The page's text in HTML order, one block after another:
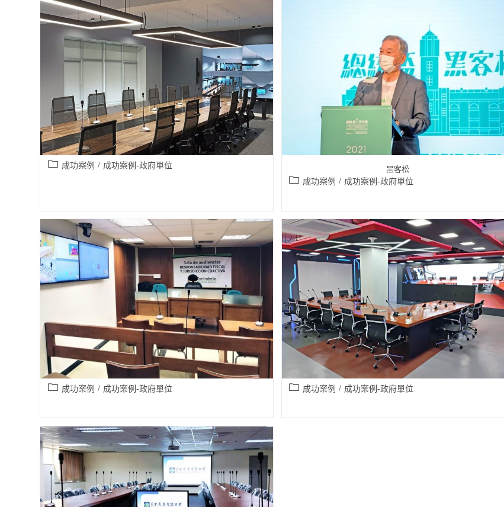
成功案例 / 成功案例-政府單位 黑客松
成功案例 / 成功案例-政府單位
成功案例 / 成功案例-政府單位 成功案例 / 成功案例-政府單位